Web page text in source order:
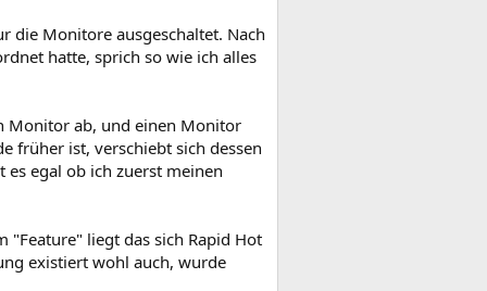
die Monitore ausgeschaltet. Nach
hatte, sprich so wie ich alles
Monitor ab, und einen Monitor
früher ist, verschiebt sich dessen
egal ob ich zuerst meinen
"Feature" liegt das sich Rapid Hot
existiert wohl auch, wurde